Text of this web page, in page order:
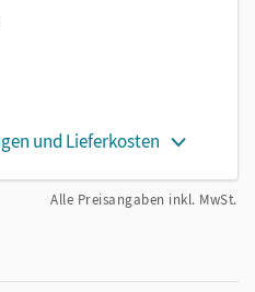
und Lieferkosten
Alle Preisangaben inkl. MwSt.